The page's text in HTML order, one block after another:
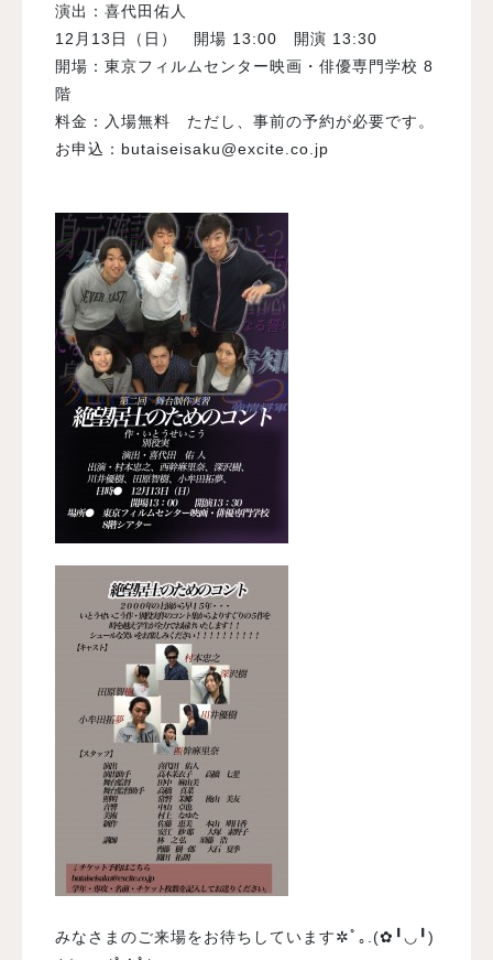
演出：喜代田佑人
12月13日（日） 開場 13:00 開演 13:30
開場：東京フィルムセンター映画・俳優専門学校 8
階
料金：入場無料 ただし、事前の予約が必要です。
お申込：butaiseisaku@excite.co.jp
みなさまのご来場をお待ちしています✲ﾟ｡.(✿╹◡╹)